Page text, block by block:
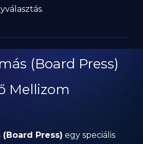
(Board Press)
Mellizom
Press) egy speciális